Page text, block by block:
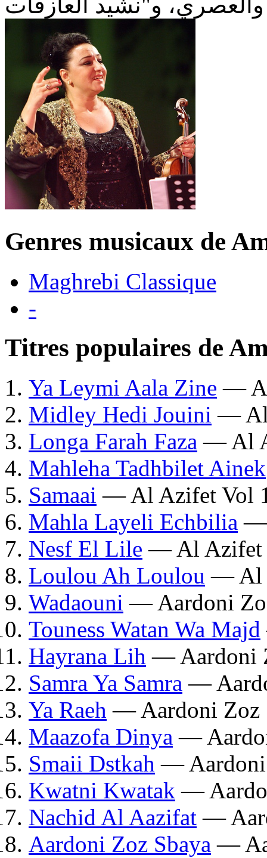
Genres musicaux de
Maghrebi Classique
-
Titres populaires de
Ya Leymi Aala Zine —
Midley Hedi Jouini — Al
Longa Farah Faza — Al
Mahleha Tadhbilet Ainek
Samaai — Al Azifet Vol
Mahla Layeli Echbilia —
Nesf El Lile — Al Azifet
Loulou Ah Loulou — Al
Wadaouni — Aardoni
Touness Watan Wa Majd
Hayrana Lih — Aardoni
Samra Ya Samra —
Ya Raeh — Aardoni Zoz
Maazofa Dinya —
Smaii Dstkah — Aardoni
Kwatni Kwatak —
Nachid Al Aazifat —
Aardoni Zoz Sbaya —